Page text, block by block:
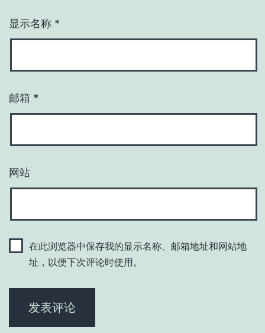
显示名称 *
邮箱 *
网站
在此浏览器中保存我的显示名称、邮箱地址和网站地
址，以便下次评论时使用。